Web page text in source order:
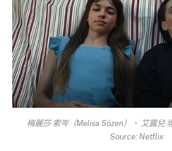
梅麗莎·索岑（Melisa Sözen）、 艾露兒·
Source: Netflix